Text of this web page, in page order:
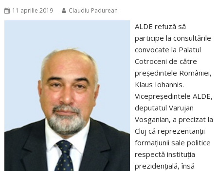
11 aprilie 2019 Claudiu Padurean
ALDE refuză să
participe la consultările
convocate la Palatul
Cotroceni de către
preşedintele României,
Klaus Iohannis.
Vicepreşedintele ALDE,
deputatul Varujan
Vosganian, a precizat la
Cluj că reprezentanţii
formaţiunii sale politice
respectă instituţia
prezidenţială, însă